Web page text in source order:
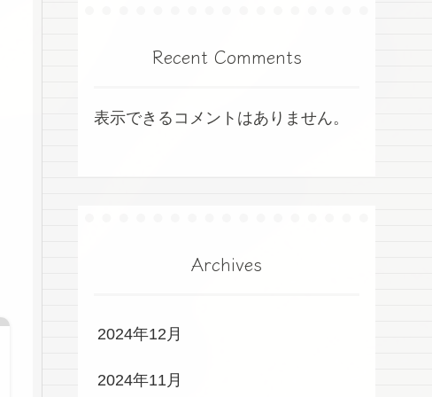
Recent Comments
表示できるコメントはありません。
Archives
2024年12月
2024年11月